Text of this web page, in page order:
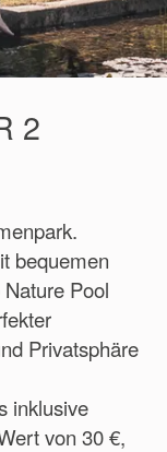
2
bequemen
Pool
Privatsphäre
inklusive
von 30 €,